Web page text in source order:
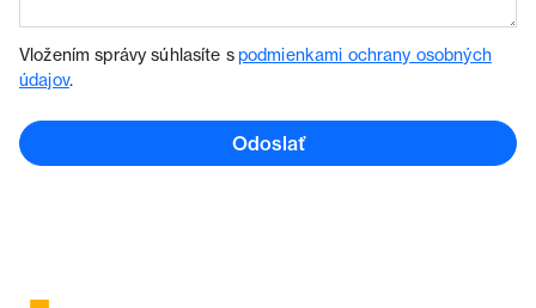
Vložením správy súhlasíte spodmienkami ochrany osobných
údajov.
Odoslať